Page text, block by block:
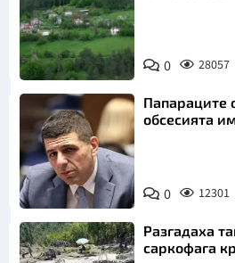
0 28057
Папараците
обсесията
0 12301
Разгадаха
саркофага